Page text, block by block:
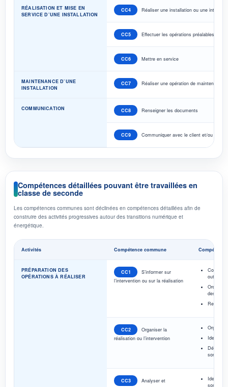
RÉALISATION ET MISE EN
SERVICE D’UNE INSTALLATION
CC4 Réaliser une installation ou une
CC5 Effectuer les opérations préalables
CC6 Mettre en service
MAINTENANCE D’UNE
INSTALLATION
CC7 Réaliser une opération de maintenance
COMMUNICATION CC8 Renseigner les documents
CC9 Communiquer avec le client et/ou
Compétences détaillées pouvant être travaillées en
classe de seconde
Les compétences communes sont déclinées en compétences détaillées afin de
construire des activités progressives autour des transitions numérique et
énergétique.
Activités Compétence commune
PRÉPARATION DES
OPÉRATIONS À RÉALISER
CC1
S’informer sur
l’intervention ou sur la réalisation
Collecter
outils
des
Repérer
CC2
Organiser la
réalisation ou l’intervention
Identifier
son
CC3
Analyser et
Identifier
son